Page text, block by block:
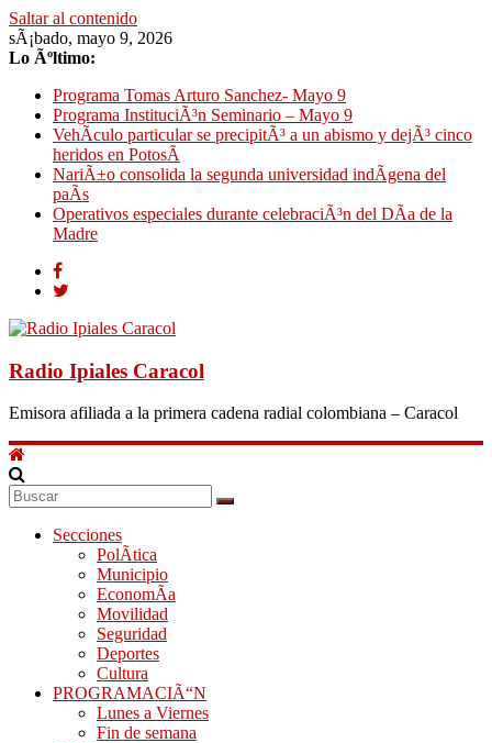
Saltar al contenido
sÃ¡bado, mayo 9, 2026
Lo Ãºltimo:
Programa Tomas Arturo Sanchez- Mayo 9
Programa InstituciÃ³n Seminario – Mayo 9
VehÃ­culo particular se precipitÃ³ a un abismo y dejÃ³ cinco
heridos en PotosÃ­
NariÃ±o consolida la segunda universidad indÃ­gena del
paÃ­s
Operativos especiales durante celebraciÃ³n del DÃ­a de la
Madre
Radio Ipiales Caracol
Emisora afiliada a la primera cadena radial colombiana – Caracol
Secciones
PolÃ­tica
Municipio
EconomÃ­a
Movilidad
Seguridad
Deportes
Cultura
PROGRAMACIÃ“N
Lunes a Viernes
Fin de semana